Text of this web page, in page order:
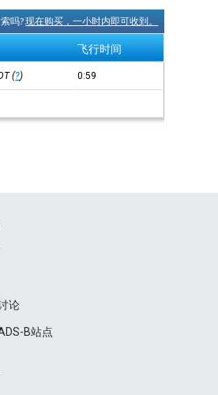
吗?现在购买，一小时内即可收到。
飞行时间
(?) 0:59
论
B站点